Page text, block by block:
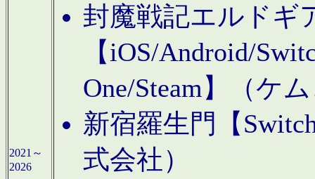
2021～
2026
封魔戦記エルドギ
【iOS/Android/
One/Steam】（ケ
新宿羅生門【
式会社）